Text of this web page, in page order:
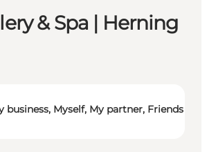
& Spa | Herning
business, Myself, My partner, Friends